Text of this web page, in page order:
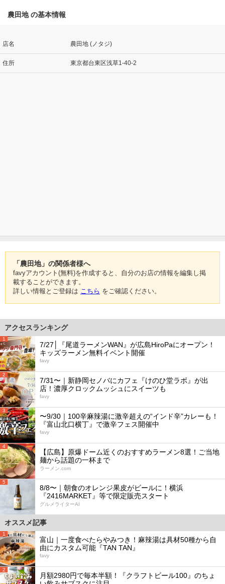
農田地 の基本情報
店名 農田地 (ノタジ)
住所 東京都台東区浅草1-40-2
「農田地」の関係者様へ
favyアカウント(無料)を作成すると、自分のお店の情報を編集し掲
載することができます。
詳しい情報とご登録は こちら をご確認ください。
アクセスランキング
1
7/27│『尾道ラーメンWAN』が広島HiroPaにオープン！
キッズラーメン無料イベント開催
favy
2
7/31〜｜新静岡セノバにカフェ『けのひ堂ラボ』が出
店！濃厚クロックムッシュにスイーツも
favy
3
〜9/30｜100辛麻辣湯に激辛超えの“インド辛”カレーも！
『富山北口横丁』で激辛フェス開催中
favy
4
【広島】原爆ドーム近くのおすすめラーメン8選！ご当地
麺から話題の一杯まで
ラーメン.com
5
8/8〜｜朝食のオレンジ果皮がビールに！横浜
『2416MARKET』等で限定販売スタート
グルメライターAI
オススメ記事
1
富山｜一度食べたらやみつき！麻辣湯は具材50種から自
由にカスタム可能『TAN TAN』
favy
2
月額2980円で毎本半額！『クラフトビール100』のちょ